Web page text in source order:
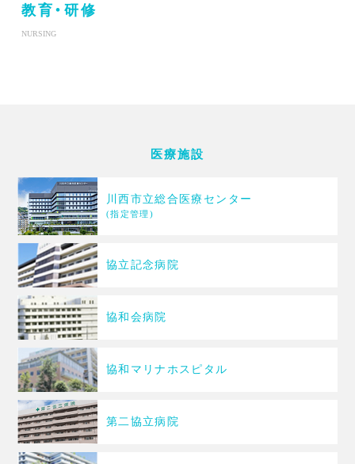
教育・研修
NURSING
医療施設
川西市立総合医療センター
(指定管理)
協立記念病院
協和会病院
協和マリナホスピタル
第二協立病院